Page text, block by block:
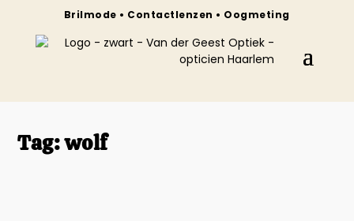
Brilmode • Contactlenzen • Oogmeting
Tag:wolf